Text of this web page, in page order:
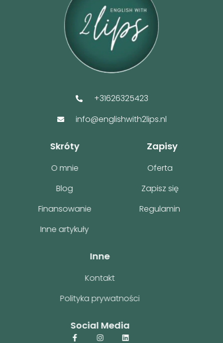
+31626325423
info@englishwith2lips.nl
Skróty
O mnie
Blog
Finansowanie
Inne artykuły
Zapisy
Oferta
Zapisz się
Regulamin
Inne
Kontakt
Polityka prywatności
Social Media